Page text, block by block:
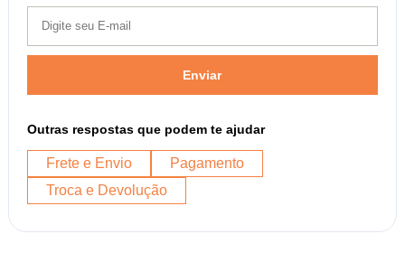
Enviar
Outras respostas que podem te ajudar
Frete e Envio
Pagamento
Troca e Devolução